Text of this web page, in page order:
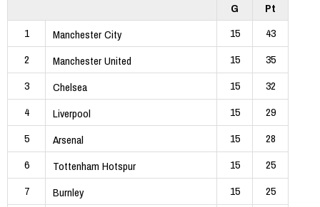
G
Pt
1
Manchester City 15
43
2
Manchester United 15
35
3
Chelsea 15
32
4
Liverpool 15
29
5
Arsenal 15
28
6
Tottenham Hotspur 15
25
7
Burnley 15
25